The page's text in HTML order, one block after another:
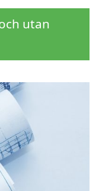
utan